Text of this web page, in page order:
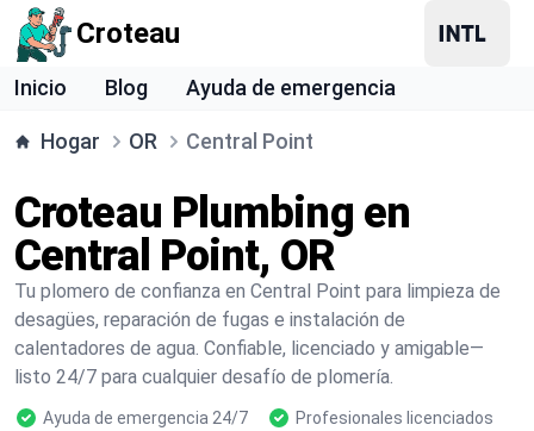
Croteau
Inicio Blog Ayuda de emergencia
Hogar OR Central Point
Croteau Plumbing en
Central Point, OR
Tu plomero de confianza en Central Point para limpieza de
desagües, reparación de fugas e instalación de
calentadores de agua. Confiable, licenciado y amigable—
listo 24/7 para cualquier desafío de plomería.
Ayuda de emergencia 24/7
Profesionales licenciados